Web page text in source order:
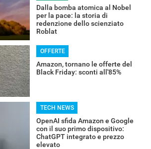
Dalla bomba atomica al Nobel
per la pace: la storia di
redenzione dello scienziato
Roblat
OFFERTE
Amazon, tornano le offerte del
Black Friday: sconti all'85%
TECH NEWS
OpenAI sfida Amazon e Google
con il suo primo dispositivo:
ChatGPT integrato e prezzo
elevato